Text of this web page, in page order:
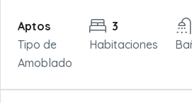
Aptos
Tipo de
Amoblado
3
Habitaciones